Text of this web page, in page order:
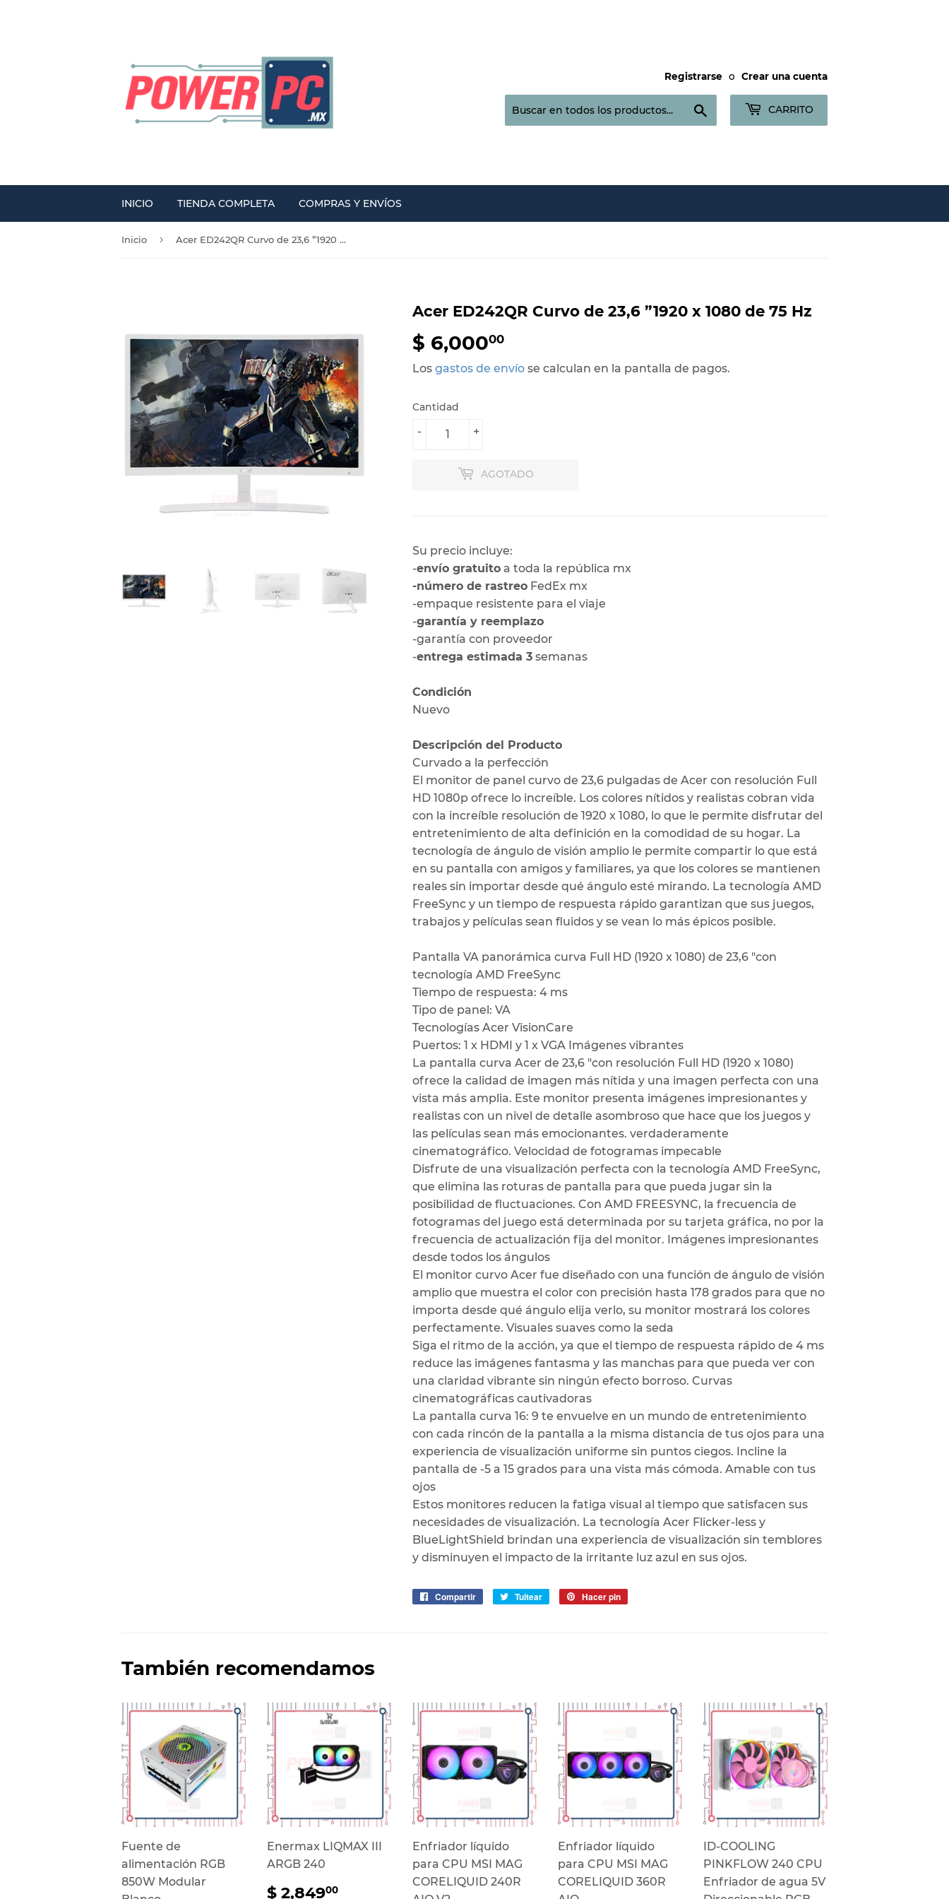
Registrarse o Crear una cuenta
Buscar CARRITO
INICIO TIENDA COMPLETA COMPRAS Y ENVÍOS
Inicio › Acer ED242QR Curvo de 23,6 ”1920 x 1080 de 75 Hz
Acer ED242QR Curvo de 23,6 ”1920 x 1080 de 75 Hz
$ 6,00000
6,000.00
Los gastos de envío se calculan en la pantalla de pagos.
Cantidad
+
-
AGOTADO
Su precio incluye:
-envío gratuito a toda la república mx
-número de rastreo FedEx mx
-empaque resistente para el viaje
-garantía y reemplazo
-garantía con proveedor
-entrega estimada 3 semanas
Condición
Nuevo
Descripción del Producto
Curvado a la perfección
El monitor de panel curvo de 23,6 pulgadas de Acer con resolución Full
HD 1080p ofrece lo increíble. Los colores nítidos y realistas cobran vida
con la increíble resolución de 1920 x 1080, lo que le permite disfrutar del
entretenimiento de alta definición en la comodidad de su hogar. La
tecnología de ángulo de visión amplio le permite compartir lo que está
en su pantalla con amigos y familiares, ya que los colores se mantienen
reales sin importar desde qué ángulo esté mirando. La tecnología AMD
FreeSync y un tiempo de respuesta rápido garantizan que sus juegos,
trabajos y películas sean fluidos y se vean lo más épicos posible.
Pantalla VA panorámica curva Full HD (1920 x 1080) de 23,6 "con
tecnología AMD FreeSync
Tiempo de respuesta: 4 ms
Tipo de panel: VA
Tecnologías Acer VisionCare
Puertos: 1 x HDMI y 1 x VGA Imágenes vibrantes
La pantalla curva Acer de 23,6 "con resolución Full HD (1920 x 1080)
ofrece la calidad de imagen más nítida y una imagen perfecta con una
vista más amplia. Este monitor presenta imágenes impresionantes y
realistas con un nivel de detalle asombroso que hace que los juegos y
las películas sean más emocionantes. verdaderamente
cinematográfico. Velocidad de fotogramas impecable
Disfrute de una visualización perfecta con la tecnología AMD FreeSync,
que elimina las roturas de pantalla para que pueda jugar sin la
posibilidad de fluctuaciones. Con AMD FREESYNC, la frecuencia de
fotogramas del juego está determinada por su tarjeta gráfica, no por la
frecuencia de actualización fija del monitor. Imágenes impresionantes
desde todos los ángulos
El monitor curvo Acer fue diseñado con una función de ángulo de visión
amplio que muestra el color con precisión hasta 178 grados para que no
importa desde qué ángulo elija verlo, su monitor mostrará los colores
perfectamente. Visuales suaves como la seda
Siga el ritmo de la acción, ya que el tiempo de respuesta rápido de 4 ms
reduce las imágenes fantasma y las manchas para que pueda ver con
una claridad vibrante sin ningún efecto borroso. Curvas
cinematográficas cautivadoras
La pantalla curva 16: 9 te envuelve en un mundo de entretenimiento
con cada rincón de la pantalla a la misma distancia de tus ojos para una
experiencia de visualización uniforme sin puntos ciegos. Incline la
pantalla de -5 a 15 grados para una vista más cómoda. Amable con tus
ojos
Estos monitores reducen la fatiga visual al tiempo que satisfacen sus
necesidades de visualización. La tecnología Acer Flicker-less y
BlueLightShield brindan una experiencia de visualización sin temblores
y disminuyen el impacto de la irritante luz azul en sus ojos.
Compartir
CompartirTuitear
Tuitear Hacer pin
También recomendamos
Fuente de
alimentación RGB
850W Modular
Enermax LIQMAX III
ARGB 240
Precio
$ 2,84900
Enfriador líquido
para CPU MSI MAG
CORELIQUID 240R
Enfriador líquido
para CPU MSI MAG
CORELIQUID 360R
ID-COOLING
PINKFLOW 240 CPU
Enfriador de agua 5V